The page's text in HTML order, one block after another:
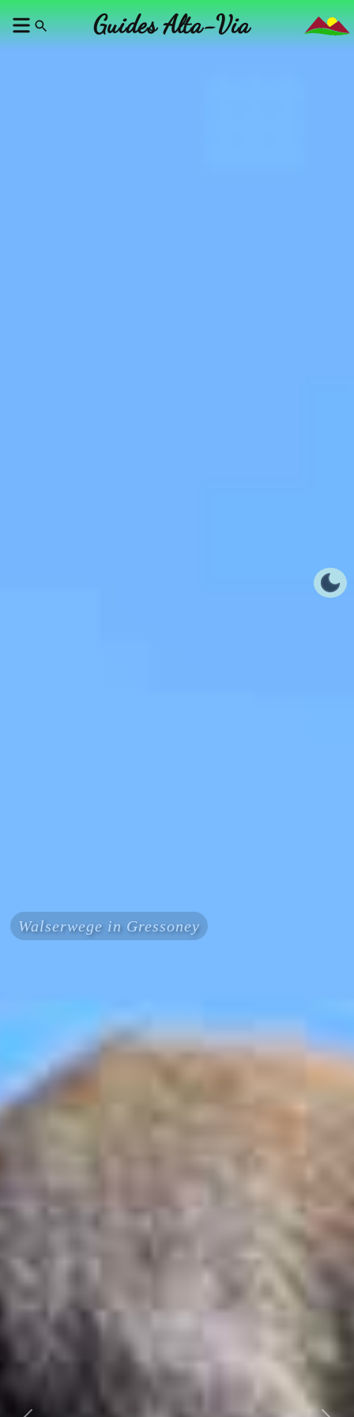
Guides Alta-Via
Walserwege in Gressoney